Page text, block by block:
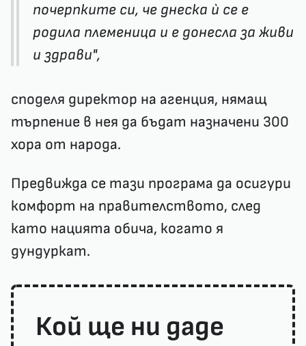
почерпките си, че днеска ѝ се е
родила племеница и е донесла за живи
и здрави",
споделя директор на агенция, нямащ
търпение в нея да бъдат назначени 300
хора от народа.
Предвижда се тази програма да осигури
комфорт на правителството, след
като нацията обича, когато я
дундуркат.
Кой ще ни даде